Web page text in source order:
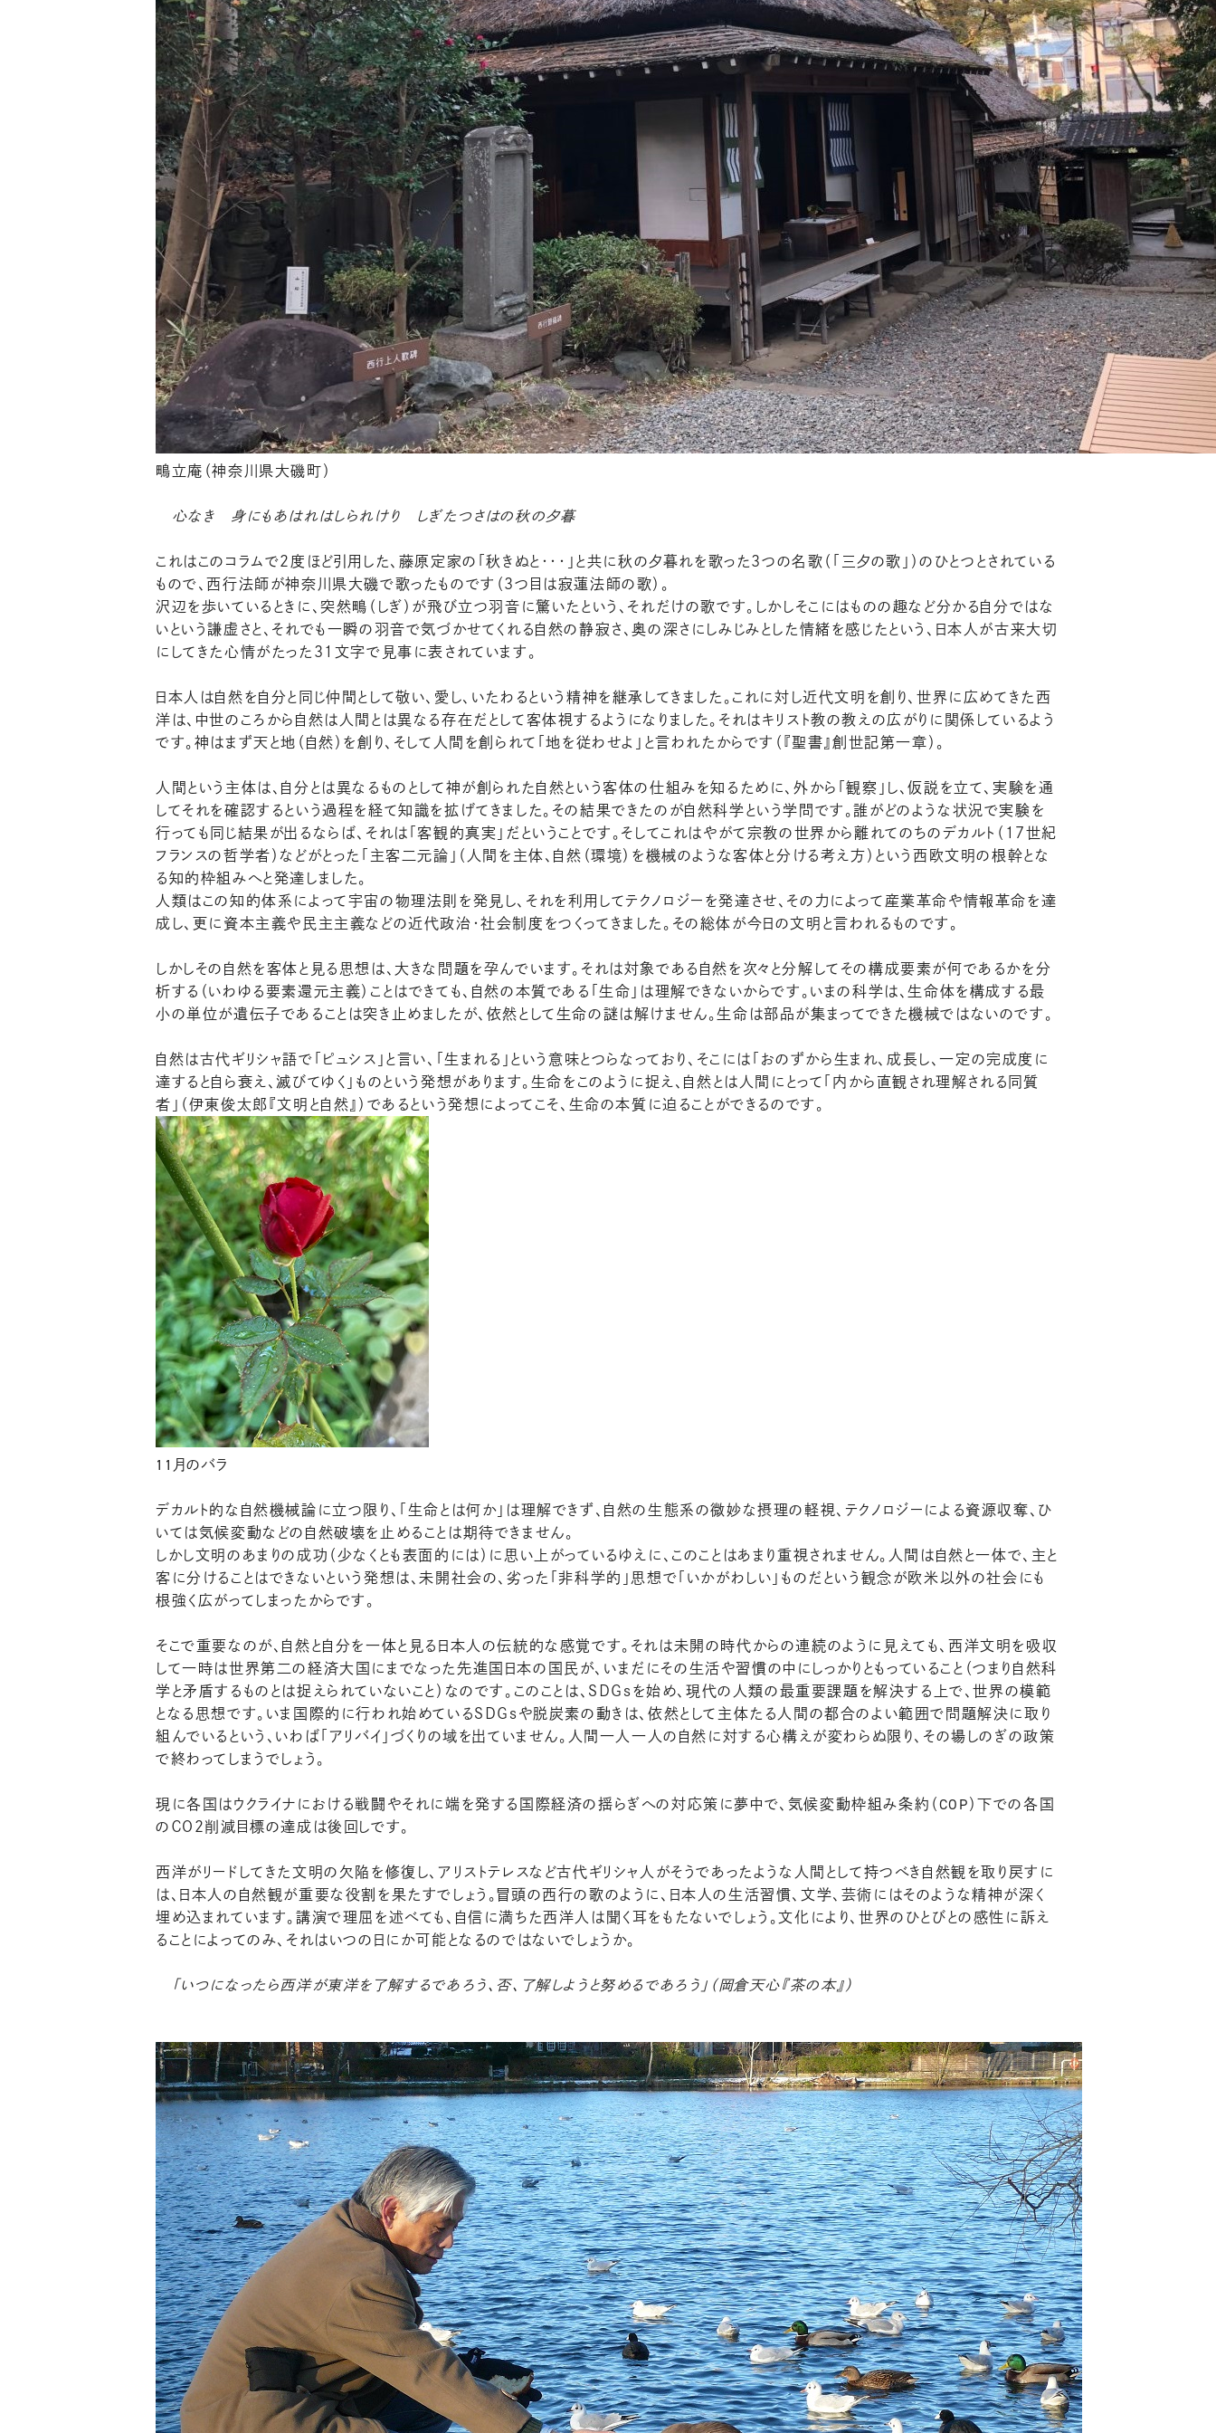
鴫立庵（神奈川県大磯町）
心なき 身にもあはれはしられけり しぎたつさはの秋の夕暮
これはこのコラムで２度ほど引用した、藤原定家の「秋きぬと・・・」と共に秋の夕暮れを歌った３つの名歌（「三夕の歌」）のひとつとされている
もので、西行法師が神奈川県大磯で歌ったものです（３つ目は寂蓮法師の歌）。
沢辺を歩いているときに、突然鴫（しぎ）が飛び立つ羽音に驚いたという、それだけの歌です。しかしそこにはものの趣など分かる自分ではな
いという謙虚さと、それでも一瞬の羽音で気づかせてくれる自然の静寂さ、奥の深さにしみじみとした情緒を感じたという、日本人が古来大切
にしてきた心情がたった３１文字で見事に表されています。
日本人は自然を自分と同じ仲間として敬い、愛し、いたわるという精神を継承してきました。これに対し近代文明を創り、世界に広めてきた西
洋は、中世のころから自然は人間とは異なる存在だとして客体視するようになりました。それはキリスト教の教えの広がりに関係しているよう
です。神はまず天と地（自然）を創り、そして人間を創られて「地を従わせよ」と言われたからです（『聖書』創世記第一章）。
人間という主体は、自分とは異なるものとして神が創られた自然という客体の仕組みを知るために、外から「観察」し、仮説を立て、実験を通
してそれを確認するという過程を経て知識を拡げてきました。その結果できたのが自然科学という学問です。誰がどのような状況で実験を
行っても同じ結果が出るならば、それは「客観的真実」だということです。そしてこれはやがて宗教の世界から離れてのちのデカルト（１７世紀
フランスの哲学者）などがとった「主客二元論」（人間を主体、自然（環境）を機械のような客体と分ける考え方）という西欧文明の根幹とな
る知的枠組みへと発達しました。
人類はこの知的体系によって宇宙の物理法則を発見し、それを利用してテクノロジーを発達させ、その力によって産業革命や情報革命を達
成し、更に資本主義や民主主義などの近代政治・社会制度をつくってきました。その総体が今日の文明と言われるものです。
しかしその自然を客体と見る思想は、大きな問題を孕んでいます。それは対象である自然を次々と分解してその構成要素が何であるかを分
析する（いわゆる要素還元主義）ことはできても、自然の本質である「生命」は理解できないからです。いまの科学は、生命体を構成する最
小の単位が遺伝子であることは突き止めましたが、依然として生命の謎は解けません。生命は部品が集まってできた機械ではないのです。
自然は古代ギリシャ語で「ピュシス」と言い、「生まれる」という意味とつらなっており、そこには「おのずから生まれ、成長し、一定の完成度に
達すると自ら衰え、滅びてゆく」ものという発想があります。生命をこのように捉え、自然とは人間にとって「内から直観され理解される同質
者」（伊東俊太郎『文明と自然』）であるという発想によってこそ、生命の本質に迫ることができるのです。
11月のバラ
デカルト的な自然機械論に立つ限り、「生命とは何か」は理解できず、自然の生態系の微妙な摂理の軽視、テクノロジーによる資源収奪、ひ
いては気候変動などの自然破壊を止めることは期待できません。
しかし文明のあまりの成功（少なくとも表面的には）に思い上がっているゆえに、このことはあまり重視されません。人間は自然と一体で、主と
客に分けることはできないという発想は、未開社会の、劣った「非科学的」思想で「いかがわしい」ものだという観念が欧米以外の社会にも
根強く広がってしまったからです。
そこで重要なのが、自然と自分を一体と見る日本人の伝統的な感覚です。それは未開の時代からの連続のように見えても、西洋文明を吸収
して一時は世界第二の経済大国にまでなった先進国日本の国民が、いまだにその生活や習慣の中にしっかりともっていること（つまり自然科
学と矛盾するものとは捉えられていないこと）なのです。このことは、ＳＤＧｓを始め、現代の人類の最重要課題を解決する上で、世界の模範
となる思想です。いま国際的に行われ始めているＳＤＧｓや脱炭素の動きは、依然として主体たる人間の都合のよい範囲で問題解決に取り
組んでいるという、いわば「アリバイ」づくりの域を出ていません。人間一人一人の自然に対する心構えが変わらぬ限り、その場しのぎの政策
で終わってしまうでしょう。
現に各国はウクライナにおける戦闘やそれに端を発する国際経済の揺らぎへの対応策に夢中で、気候変動枠組み条約（COP）下での各国
のＣＯ２削減目標の達成は後回しです。
西洋がリードしてきた文明の欠陥を修復し、アリストテレスなど古代ギリシャ人がそうであったような人間として持つべき自然観を取り戻すに
は、日本人の自然観が重要な役割を果たすでしょう。冒頭の西行の歌のように、日本人の生活習慣、文学、芸術にはそのような精神が深く
埋め込まれています。講演で理屈を述べても、自信に満ちた西洋人は聞く耳をもたないでしょう。文化により、世界のひとびとの感性に訴え
ることによってのみ、それはいつの日にか可能となるのではないでしょうか。
「いつになったら西洋が東洋を了解するであろう、否、了解しようと努めるであろう」 （岡倉天心『茶の本』）